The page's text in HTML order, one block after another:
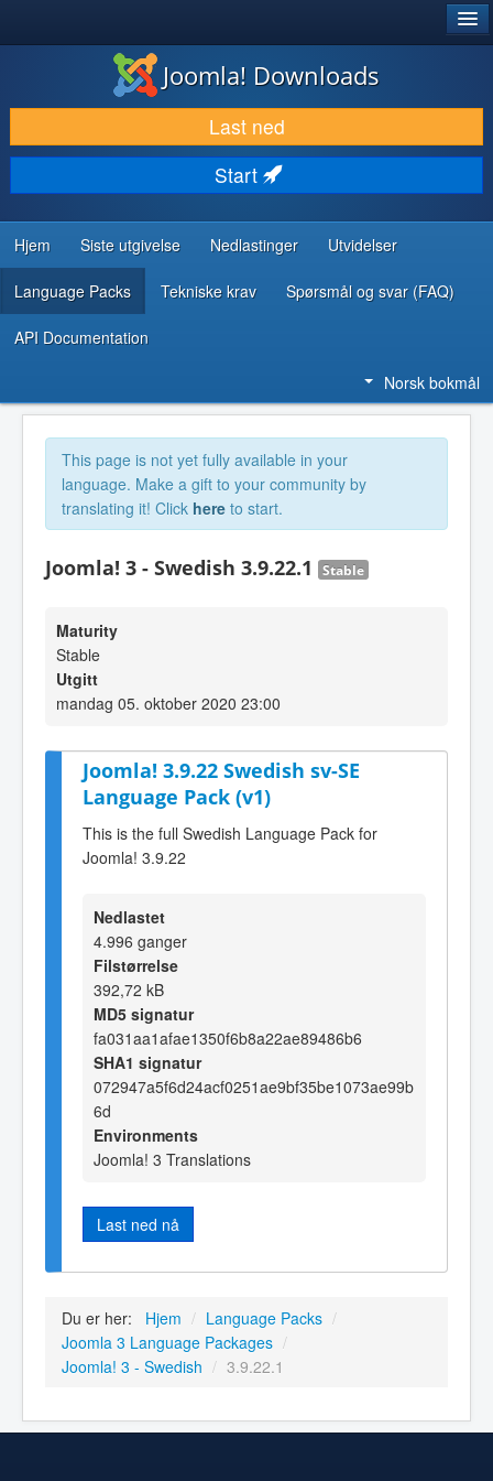
LAST NED & UTVID
OPPDAG & LÆR
SAMFUNN & BRUKERSTØTTE
UTVIKLINGSRESSURSER
Joomla! Downloads
Last ned
Start
Hjem Siste utgivelse Nedlastinger Utvidelser
Language Packs Tekniske krav Spørsmål og svar (FAQ)
API Documentation
Norsk bokmål
This page is not yet fully available in your
language. Make a gift to your community by
translating it! Click here to start.
Joomla! 3 - Swedish 3.9.22.1 Stable
Maturity
Stable
Utgitt
mandag 05. oktober 2020 23:00
Joomla! 3.9.22 Swedish sv-SE
Language Pack (v1)
This is the full Swedish Language Pack for
Joomla! 3.9.22
Nedlastet
4.996 ganger
Filstørrelse
392,72 kB
MD5 signatur
fa031aa1afae1350f6b8a22ae89486b6
SHA1 signatur
072947a5f6d24acf0251ae9bf35be1073ae99b
6d
Environments
Joomla! 3 Translations
Last ned nå
Du er her: Hjem / Language Packs /
Joomla 3 Language Packages /
Joomla! 3 - Swedish / 3.9.22.1